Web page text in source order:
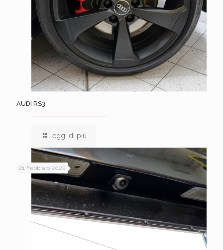
AUDI RS3
Leggi di più
21 Febbraio 2022